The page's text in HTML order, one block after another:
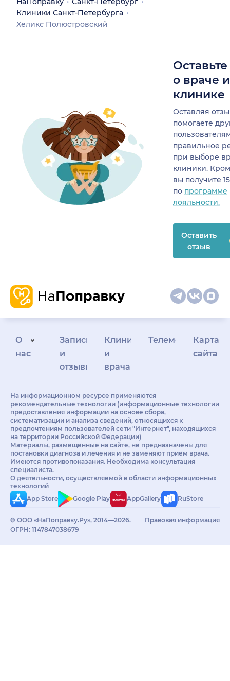
Клиники Санкт-Петербурга
Хеликс Полюстровский
о враче
клинике
Оставляя
помогаете
правильное
при выборе
клиники.
вы получите
по программе
лояльности.
Оставить
отзыв
О
нас
Запись
и
отзывы
Клиникам
и
врачам
Телемедицина
Карта
сайта
На информационном ресурсе применяются
рекомендательные технологии (информационные технологии
предоставления информации на основе сбора,
систематизации и анализа сведений, относящихся к
предпочтениям пользователей сети "Интернет", находящихся
на территории Российской Федерации)
Материалы, размещённые на сайте, не предназначены для
постановки диагноза и лечения и не заменяют приём врача.
Имеются противопоказания. Необходима консультация
специалиста.
О деятельности, осуществляемой в области информационных
технологий
App Store
Google Play AppGallery RuStore
© ООО «НаПоправку.Ру», 2014—2026.
ОГРН: 1147847038679
Правовая информация